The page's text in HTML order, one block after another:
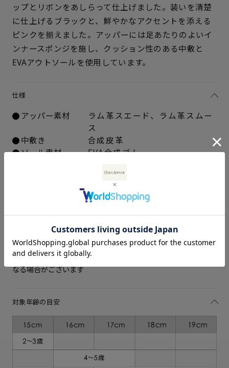
サイズを選択してください
△ 残りわずか
17cm 入荷お知らせ
18cm 入荷お知らせ
19cm △ 残りわずか
ップとリボンをあしらって仕上げました。装いを清楚
に仕上げるブラックと、鮮やかなアクセントを添える
ピンクを揃えました。アッパーには足あたりのよいイ
ンナースポンジを施し、クッション性のある中敷と
EVAアウトソールを使用しています。
仕様
アッパー素材
ラム革スエード、ラム革スムー
ス
中敷き
合成皮革
ソール素材
EVA合成ゴム
約50ｇ（サイズにより多少の差
異あり）
日本製
お手入れ方法はこちら
※商品の仕様は予告なく変更される場合があります
※モニターなどのご視聴環境により、実際の商品との色味が異
なる場合がございます
対象年齢の目安